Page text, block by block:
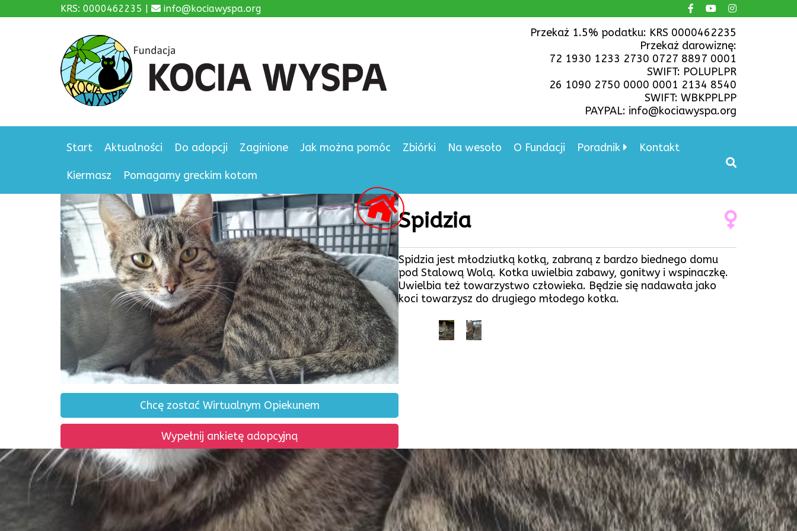
KRS: 0000462235 | info@kociawyspa.org
Przekaż 1.5% podatku: KRS 0000462235
Przekaż darowiznę:
72 1930 1233 2730 0727 8897 0001
SWIFT: POLUPLPR
26 1090 2750 0000 0001 2134 8540
SWIFT: WBKPPLPP
PAYPAL: info@kociawyspa.org
Start Aktualności Do adopcji Zaginione Jak można pomóc Zbiórki Na wesoło O Fundacji Poradnik Kontakt
Kiermasz Pomagamy greckim kotom
Chcę zostać Wirtualnym Opiekunem
Wypełnij ankietę adopcyjną
Spidzia
Spidzia jest młodziutką kotką, zabraną z bardzo biednego domu
pod Stalową Wolą. Kotka uwielbia zabawy, gonitwy i wspinaczkę.
Uwielbia też towarzystwo człowieka. Będzie się nadawała jako
koci towarzysz do drugiego młodego kotka.